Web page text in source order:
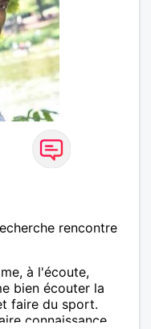
rencontre
à l'écoute,
bien écouter la
faire du sport.
connaissance.